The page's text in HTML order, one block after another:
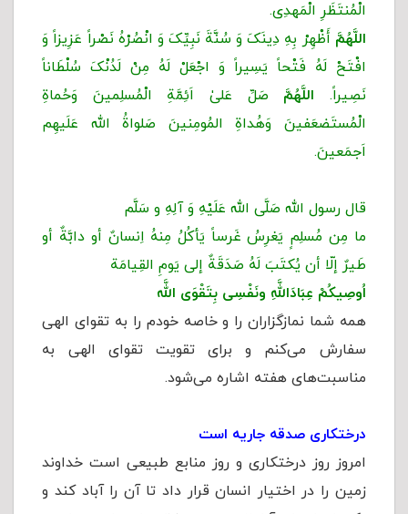
الْمُنتَظَرِ الْمَهدِی.
اللَّهُمَّ أَظْهِرْ بِهِ دِینَکَ وَ سُنَّةَ نَبِیِّکَ وَ انْصُرْهُ نَصْراً عَزِیزاً وَ
افْتَحْ لَهُ فَتْحاً یَسِیراً وَ اجْعَلْ لَهُ مِنْ لَدُنْکَ سُلْطَاناً
نَصِیراً. اللَّهُمَّ صَلِّ عَلیٰ اَئِمَّةِ الْمُسلِمینَ وَحُماةِ
الْمُستَضعَفینَ وَهُداةِ المُومِنینَ صَلواةُ الله عَلَیهِم
اَجمَعینَ.
قال رسول الله صَلَّى الله عَلَيْهِ وَ آلِهِ و سَلَّم
ما مِن مُسلِمٍ یَغرِسُ غَرساً یَأکُلُ مِنهُ اِنسانٌ أو دابَّةٌ أو
طَیرٌ إلّا أن یُکتَبَ لَهُ صَدَقَةٌ إلی یَومِ القِیامَة
اُوصِیكُمْ عِبَادَاللَّهِ ونَفْسِی بِتَقْوَى اللَّه
همه شما نمازگزاران را و خاصه خودم را به تقوای الهی
سفارش می‌کنم و برای تقویت تقوای الهی به
مناسبت‌های هفته اشاره می‌شود.
درختکاری صدقه جاریه است
امروز روز درختکاری و روز منابع طبیعی است خداوند
زمین را در اختیار انسان قرار داد تا آن را آباد کند و